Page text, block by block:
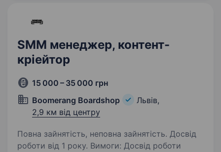
SMM менеджер, контент-
кріейтор
15 000 – 35 000 грн
Boomerang Boardshop
Львів,
2,9 км від центру
Повна зайнятість, неповна зайнятість. Досвід
роботи від 1 року. Вимоги: Досвід роботи